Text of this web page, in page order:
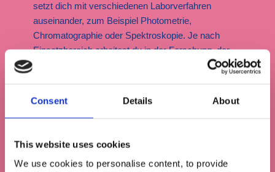
Consent Details About
This website uses cookies
We use cookies to personalise content, to provide
setzt dich mit verschiedenen Laborverfahren
auseinander, zum Beispiel Photometrie,
Chromatographie oder Spektroskopie. Je nach
Einsatzbereich arbeitest du in der Forschung, der
Qualitätskontrolle oder der Anwendungstechnik.
Wenn du die Schule (fast) abgeschlossen hast und
dich gerade beruflich orientierst, schau dir unser
typischen Tag als Chemielaborant (m/w/d) bei
Pulcrahautnah.